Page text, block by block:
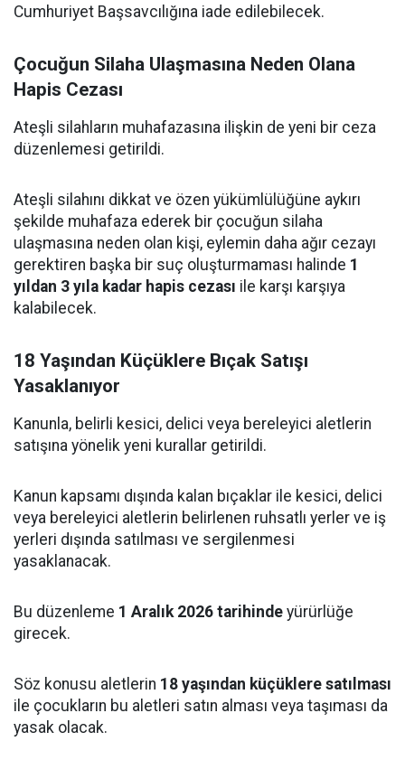
Cumhuriyet Başsavcılığına iade edilebilecek.
Çocuğun Silaha Ulaşmasına Neden Olana
Hapis Cezası
Ateşli silahların muhafazasına ilişkin de yeni bir ceza
düzenlemesi getirildi.
Ateşli silahını dikkat ve özen yükümlülüğüne aykırı
şekilde muhafaza ederek bir çocuğun silaha
ulaşmasına neden olan kişi, eylemin daha ağır cezayı
gerektiren başka bir suç oluşturmaması halinde 1
yıldan 3 yıla kadar hapis cezası ile karşı karşıya
kalabilecek.
18 Yaşından Küçüklere Bıçak Satışı
Yasaklanıyor
Kanunla, belirli kesici, delici veya bereleyici aletlerin
satışına yönelik yeni kurallar getirildi.
Kanun kapsamı dışında kalan bıçaklar ile kesici, delici
veya bereleyici aletlerin belirlenen ruhsatlı yerler ve iş
yerleri dışında satılması ve sergilenmesi
yasaklanacak.
Bu düzenleme 1 Aralık 2026 tarihinde yürürlüğe
girecek.
Söz konusu aletlerin 18 yaşından küçüklere satılması
ile çocukların bu aletleri satın alması veya taşıması da
yasak olacak.